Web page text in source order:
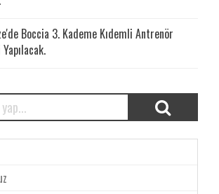
Boccia 3. Kademe Kıdemli Antrenör